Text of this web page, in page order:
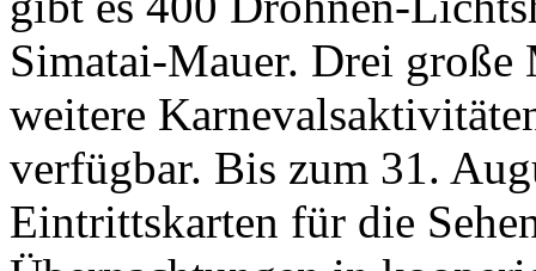
Simatai-Mauer. Drei
weitere
verfügbar. Bis zum 31.
Eintrittskarten für die